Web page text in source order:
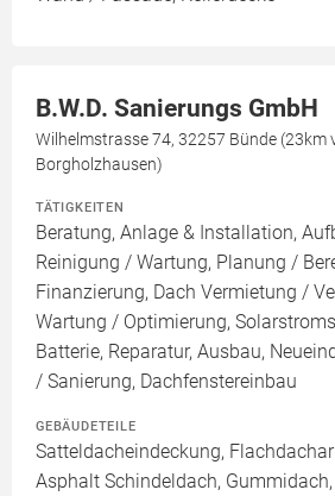
B.W.D. Sanierungs GmbH
Wilhelmstrasse 74, 32257 Bünde (23km
Borgholzhausen)
TÄTIGKEITEN
Beratung, Anlage & Installation,
Reinigung / Wartung, Planung /
Finanzierung, Dach Vermietung /
Wartung / Optimierung,
Batterie, Reparatur, Ausbau,
/ Sanierung, Dachfenstereinbau
GEBÄUDETEILE
Satteldacheindeckung,
Asphalt Schindeldach,